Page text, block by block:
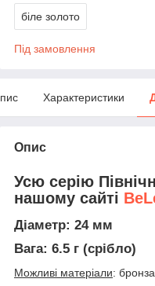
біле золото
Під замовлення
Характеристики
Опис
Усю серію
нашому сайті
Діаметр: 24 мм
Вага: 6.5 г (срібло)
Можливі матеріали: